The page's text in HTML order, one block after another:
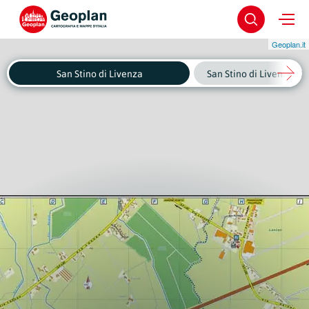
Geoplan.it
San Stino di Livenza San Stino di Livenza -